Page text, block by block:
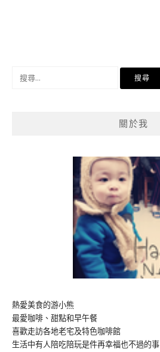
關於我
熱愛美食的游小熊
最愛咖啡、甜點和早午餐
喜歡走訪各地老宅及特色咖啡館
生活中有人陪吃陪玩是件再幸福也不過的事